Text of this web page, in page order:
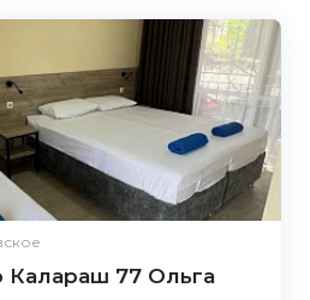
Калараш 77 Ольга